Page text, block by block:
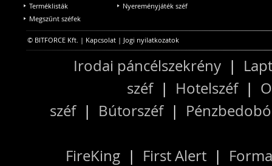
Terméklisták
Megszűnt széfek
Nyereményjáték széf
© BITFORCE Kft. | Kapcsolat | Jogi nyilatkozatok
Irodai páncélszekrény |
széf| Hotelszéf|
széf| Bútorszéf|
FireKing | First Alert |